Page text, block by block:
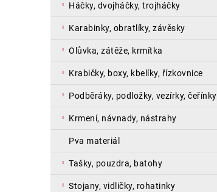
háčky, dvojháčky, trojháčky
karabinky, obratlíky, závěsky
olůvka, zátěže, krmítka
krabičky, boxy, kbelíky, řízkovnice
podběráky, podložky, vezírky, čeřínky
krmení, návnady, nástrahy
pva materiál
tašky, pouzdra, batohy
stojany, vidličky, rohatinky